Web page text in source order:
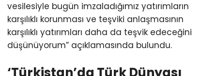
vesilesiyle bugün imzaladığımız yatırımların
karşılıklı korunması ve teşviki anlaşmasının
karşılıklı yatırımları daha da teşvik edeceğini
düşünüyorum” açıklamasında bulundu.
‘Türkistan’da Türk Dünyası